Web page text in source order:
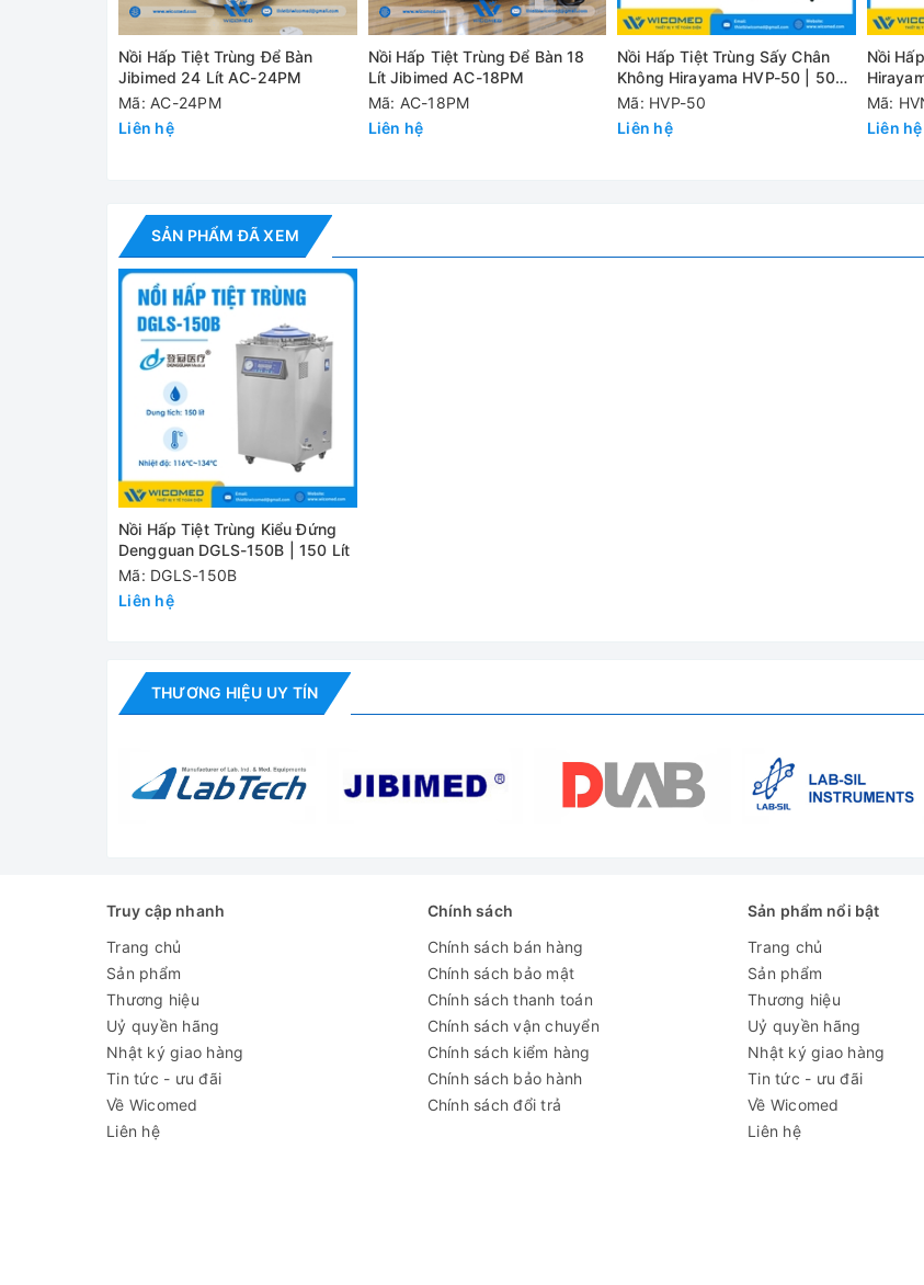
DGLS-150B
Dung tích 150 lít
Công suất 6.0 kW
Nhiệt độ làm việc định mức
Dải nhiệt độ cài đặt
Cài đặt thời gian
Kích thước buồng
Kích thước giỏ
Kích thước ngoài
Kích thước đóng gói (D×R×C)
Trọng lượng (G.W/N.W)
Cung cấp bao gồm:
✅ Bộ phụ kiện tiêu chuẩn
✅ Hướng dẫn sử dụng
Nồi Hấp Tiệt Trùng Để Bàn
Jibimed 24 Lít AC-24PM
Mã: AC-24PM
Liên hệ
Nồi Hấp Tiệt Trùng Để Bàn 18
Lít Jibimed AC-18PM
Mã: AC-18PM
Liên hệ
Nồi Hấp Tiệt Trùng Sấy Chân
Không Hirayama HVP-50 | 50
Lít
Mã: HVP-50
Liên hệ
Nồi
Mã:
Liên hệ
SẢN PHẨM ĐÃ XEM
Nồi Hấp Tiệt Trùng Kiểu Đứng
Dengguan DGLS-150B | 150 Lít
Mã: DGLS-150B
Liên hệ
THƯƠNG HIỆU UY TÍN
Truy cập nhanh
Trang chủ
Sản phẩm
Thương hiệu
Uỷ quyền hãng
Nhật ký giao hàng
Tin tức - ưu đãi
Về Wicomed
Liên hệ
Chính sách
Chính sách bán hàng
Chính sách bảo mật
Chính sách thanh toán
Chính sách vận chuyển
Chính sách kiểm hàng
Chính sách bảo hành
Chính sách đổi trả
Sản phẩm nổi bật
Trang chủ
Sản phẩm
Thương hiệu
Uỷ quyền hãng
Nhật ký giao hàng
Tin tức - ưu đãi
Về Wicomed
Liên hệ